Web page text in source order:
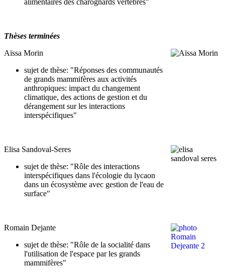
Thèses terminées
Aïssa Morin
sujet de thèse: "Réponses des communautés
de grands mammifères aux activités
anthropiques: impact du changement
climatique, des actions de gestion et du
dérangement sur les interactions
interspécifiques"
Elisa Sandoval-Seres
sujet de thèse: "Rôle des interactions
interspécifiques dans l'écologie du lycaon
dans un écosystème avec gestion de l'eau de
surface"
Romain Dejante
sujet de thèse: "Rôle de la socialité dans
l'utilisation de l'espace par les grands
mammifères"